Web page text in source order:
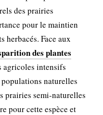
des prairies
pour le maintien
herbacés. Face aux
des plantes
agricoles intensifs
naturelles
prairies semi-naturelles
pour cette espèce et